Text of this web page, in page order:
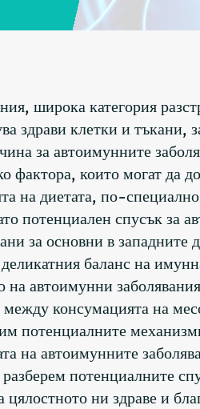
широка категория
здрави клетки и тъкани,
за автоимунните
фактора, които могат да
на диетата, по-
потенциален спусък за
за основни в
баланс на
на автоимунни
между консумацията на
потенциалните
на автоимунните
потенциалните
цялостното ни здраве и